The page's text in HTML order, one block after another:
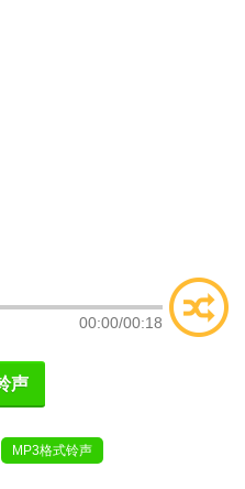
00:00/00:18
声
MP3格式铃声